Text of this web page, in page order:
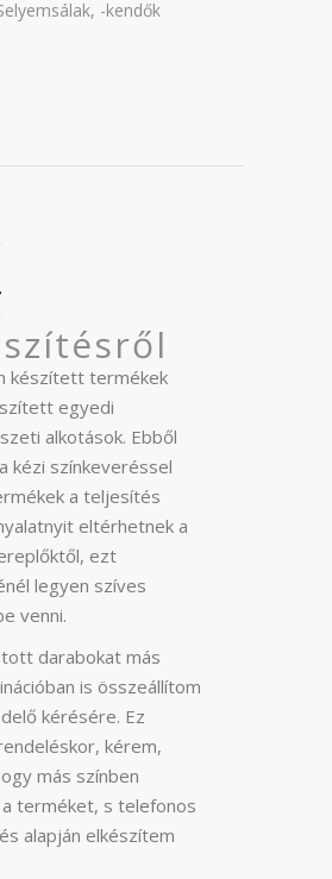
-kendők
készített termékek
egyedi
alkotások. Ebből
kézi színkeveréssel
a teljesítés
eltérhetnek a
ezt
legyen szíves
venni.
darabokat más
is összeállítom
kérésére. Ez
kérem,
más színben
terméket, s telefonos
alapján elkészítem